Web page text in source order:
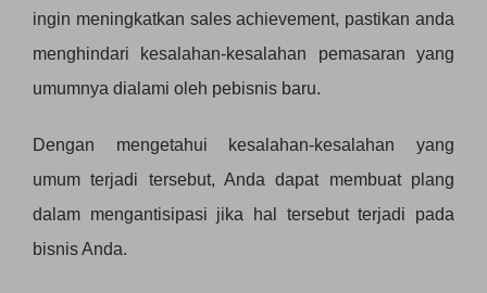
ingin meningkatkan sales achievement, pastikan anda
menghindari kesalahan-kesalahan pemasaran yang
umumnya dialami oleh pebisnis baru.
Dengan mengetahui kesalahan-kesalahan yang
umum terjadi tersebut, Anda dapat membuat plang
dalam mengantisipasi jika hal tersebut terjadi pada
bisnis Anda.